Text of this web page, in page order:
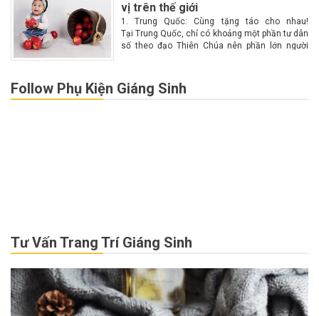
vị trên thế giới
1. Trung Quốc: Cùng tặng táo cho nhau!
Tại Trung Quốc, chỉ có khoảng một phần tư dân
số theo đạo Thiên Chúa nên phần lớn người
Follow Phụ Kiện Giáng Sinh
Tư Vấn Trang Trí Giáng Sinh